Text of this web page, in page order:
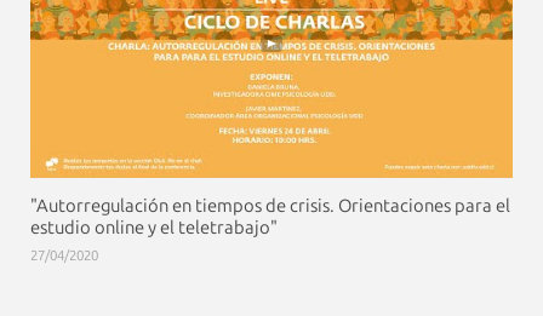
"Autorregulación en tiempos de crisis. Orientaciones para el
estudio online y el teletrabajo"
27/04/2020